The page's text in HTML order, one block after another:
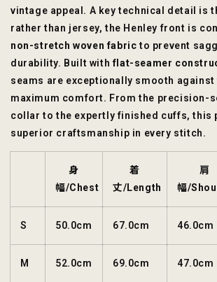
vintage appeal. A key technical detail is
rather than jersey, the Henley front is
non-stretch woven fabricto prevent
durability. Built withflat-seamer
seams are exceptionally smooth
maximum comfort. From the precision-
collar to the expertly finished cuffs, this
superior craftsmanship in every stitch.
身
幅/Chest
着
丈/Length
肩
幅/
S 50.0cm 67.0cm 46.0cm
M 52.0cm 69.0cm 47.0cm